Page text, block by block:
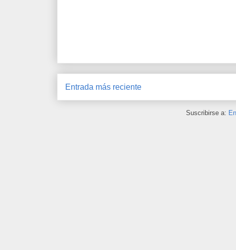
Entrada más reciente
Suscribirse a: